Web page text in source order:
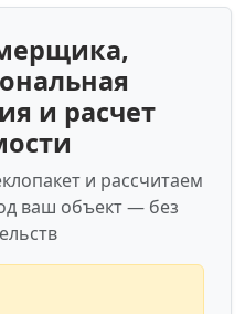
и расчет
и рассчитаем
ваш объект — без